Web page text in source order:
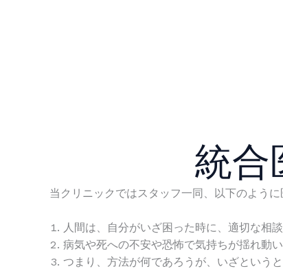
統合
当クリニックではスタッフ一同、以下のよう
人間は、自分がいざ困った時に、適切な相
病気や死への不安や恐怖で気持ちが揺れ動
つまり、方法が何であろうが、いざという